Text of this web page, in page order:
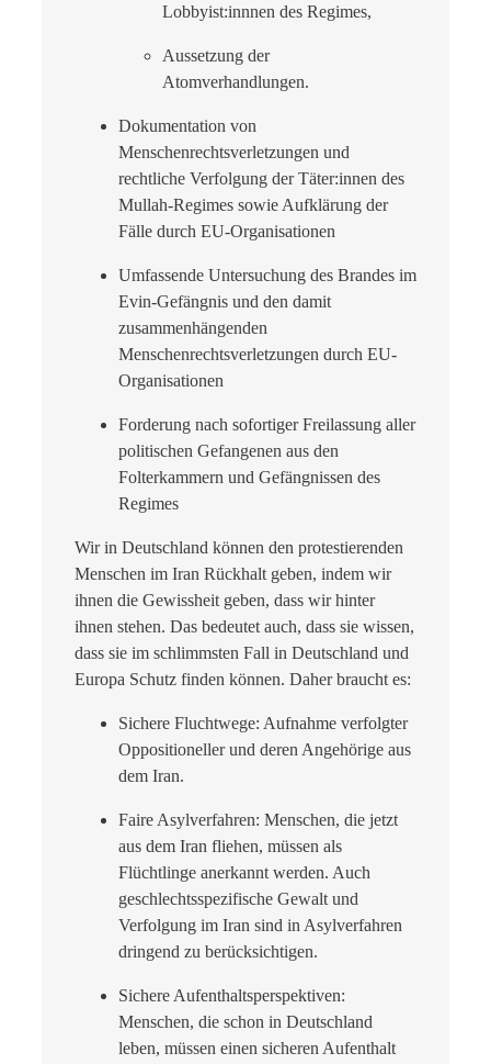
Lobbyist:innnen des Regimes,
Aussetzung der
Atomverhandlungen.
Dokumentation von
Menschenrechtsverletzungen und
rechtliche Verfolgung der Täter:innen des
Mullah-Regimes sowie Aufklärung der
Fälle durch EU-Organisationen
Umfassende Untersuchung des Brandes im
Evin-Gefängnis und den damit
zusammenhängenden
Menschenrechtsverletzungen durch EU-
Organisationen
Forderung nach sofortiger Freilassung aller
politischen Gefangenen aus den
Folterkammern und Gefängnissen des
Regimes
Wir in Deutschland können den protestierenden
Menschen im Iran Rückhalt geben, indem wir
ihnen die Gewissheit geben, dass wir hinter
ihnen stehen. Das bedeutet auch, dass sie wissen,
dass sie im schlimmsten Fall in Deutschland und
Europa Schutz finden können. Daher braucht es:
Sichere Fluchtwege: Aufnahme verfolgter
Oppositioneller und deren Angehörige aus
dem Iran.
Faire Asylverfahren: Menschen, die jetzt
aus dem Iran fliehen, müssen als
Flüchtlinge anerkannt werden. Auch
geschlechtsspezifische Gewalt und
Verfolgung im Iran sind in Asylverfahren
dringend zu berücksichtigen.
Sichere Aufenthaltsperspektiven:
Menschen, die schon in Deutschland
leben, müssen einen sicheren Aufenthalt